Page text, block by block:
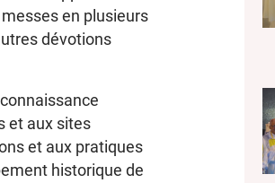
en plusieurs
dévotions
et aux sites
et aux pratiques
historique de